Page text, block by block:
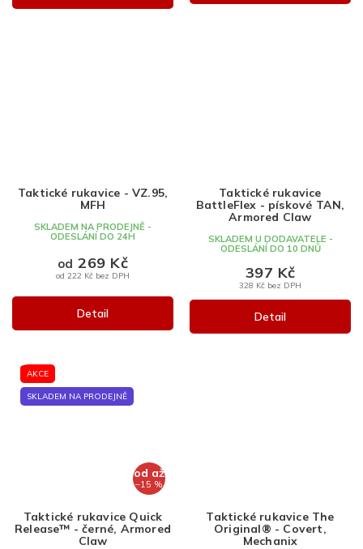
Taktické rukavice - VZ.95,
MFH
SKLADEM NA PRODEJNĚ -
ODESLÁNÍ DO 24H
od 222 Kč bez DPH
od 269 Kč
Detail
Taktické rukavice
BattleFlex - pískové TAN,
Armored Claw
SKLADEM U DODAVATELE -
ODESLÁNÍ DO 10 DNŮ
328 Kč bez DPH
397 Kč
Detail
AKCE
SKLADEM NA PRODEJNĚ
od až
–15 %
Taktické rukavice Quick
Release™ - černé, Armored
Claw
Taktické rukavice The
Original® - Covert,
Mechanix